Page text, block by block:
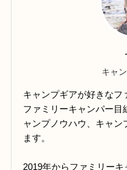
キャ
キャンプギアが好きなフ
ファミリーキャンパー目
ャンプノウハウ、キャン
ます。
2019年からファミリーキ